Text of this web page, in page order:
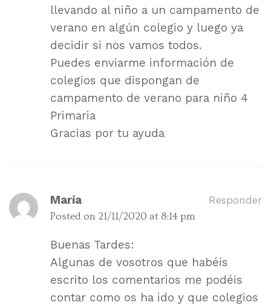
llevando al niño a un campamento de
verano en algún colegio y luego ya
decidir si nos vamos todos.
Puedes enviarme información de
colegios que dispongan de
campamento de verano para niño 4
Primaria
Gracias por tu ayuda
María
Posted on 21/11/2020 at 8:14 pm
Responder
Buenas Tardes:
Algunas de vosotros que habéis
escrito los comentarios me podéis
contar como os ha ido y que colegios